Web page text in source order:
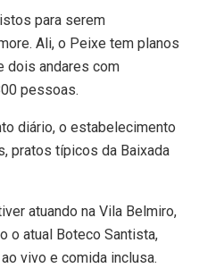
para serem
Ali, o Peixe tem planos
dois andares com
pessoas.
diário, o estabelecimento
pratos típicos da Baixada
atuando na Vila Belmiro,
o atual Boteco Santista,
vivo e comida inclusa.